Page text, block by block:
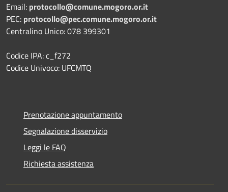
Email: protocollo@comune.mogoro.or.it
PEC: protocollo@pec.comune.mogoro.or.it
Centralino Unico: 078 399301
Codice IPA: c_f272
Codice Univoco: UFCMTQ
Prenotazione appuntamento
Segnalazione disservizio
Leggi le FAQ
Richiesta assistenza